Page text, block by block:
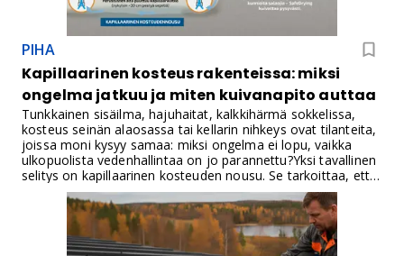
PIHA
Kapillaarinen kosteus rakenteissa: miksi
ongelma jatkuu ja miten kuivanapito auttaa
Tunkkainen sisäilma, hajuhaitat, kalkkihärmä sokkelissa,
kosteus seinän alaosassa tai kellarin nihkeys ovat tilanteita,
joissa moni kysyy samaa: miksi ongelma ei lopu, vaikka
ulkopuolista vedenhallintaa on jo parannettu?Yksi tavallinen
selitys on kapillaarinen kosteuden nousu. Se tarkoittaa, että
vesi imeytyy maaperästä huokoisiin rakennusmateriaaleihin,
kuten betoniin, tiileen ja harkkoihin, ja etenee rakenteissa
pysty- ja vaakasuunnassa. Vanhemmissa rakennuksissa
riskitaso kasvaa, jos perustukset on tehty kalliolle,
perusmaan tai hienojakoisen maa-aineksen varaan ilman